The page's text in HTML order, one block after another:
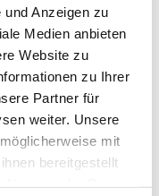
Anzeigen zu
Medien anbieten
Website zu
zu Ihrer
Partner für
weiter. Unsere
mit
bereitgestellt
bei
und